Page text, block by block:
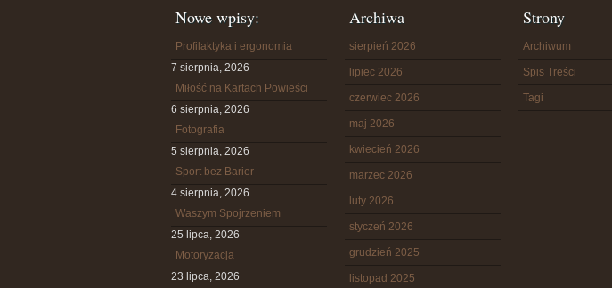
Nowe wpisy:
Profilaktyka i ergonomia
7 sierpnia, 2026
Miłość na Kartach Powieści
6 sierpnia, 2026
Fotografia
5 sierpnia, 2026
Sport bez Barier
4 sierpnia, 2026
Waszym Spojrzeniem
25 lipca, 2026
Motoryzacja
23 lipca, 2026
Archiwa
sierpień 2026
lipiec 2026
czerwiec 2026
maj 2026
kwiecień 2026
marzec 2026
luty 2026
styczeń 2026
grudzień 2025
listopad 2025
Strony
Archiwum
Spis Treści
Tagi